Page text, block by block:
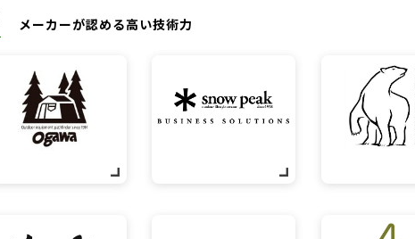
メーカーが認める高い技術力